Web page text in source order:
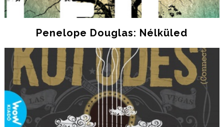
Penelope Douglas: Nélküled